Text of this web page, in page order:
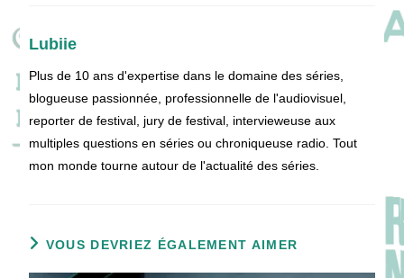
Lubiie
Plus de 10 ans d'expertise dans le domaine des séries,
blogueuse passionnée, professionnelle de l'audiovisuel,
reporter de festival, jury de festival, intervieweuse aux
multiples questions en séries ou chroniqueuse radio. Tout
mon monde tourne autour de l'actualité des séries.
VOUS DEVRIEZ ÉGALEMENT AIMER